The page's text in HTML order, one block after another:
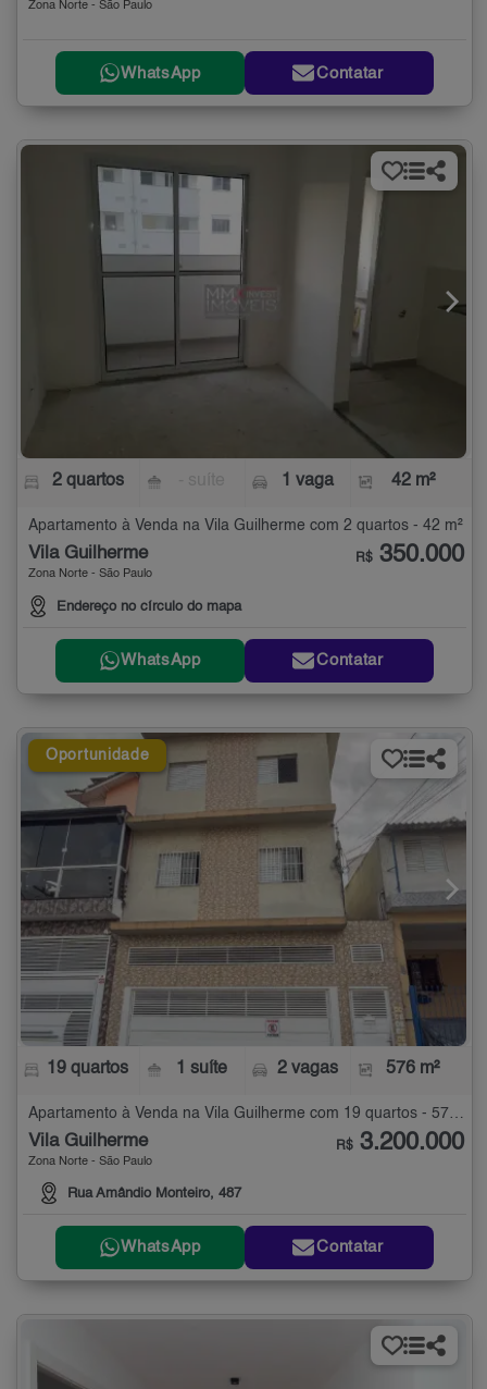
Zona Norte - São Paulo
WhatsApp Contatar
2 quartos 1 vaga 42 m²
Apartamento à Venda na Vila Guilherme com 2 quartos - 42 m²
Vila Guilherme
Zona Norte - São Paulo
Endereço no círculo do mapa
R$ 350.000
WhatsApp Contatar
Oportunidade
19 quartos 1 suíte 2 vagas 576 m²
Vila Guilherme
Zona Norte - São Paulo
Rua Amândio Monteiro, 487
R$ 3.200.000
WhatsApp Contatar